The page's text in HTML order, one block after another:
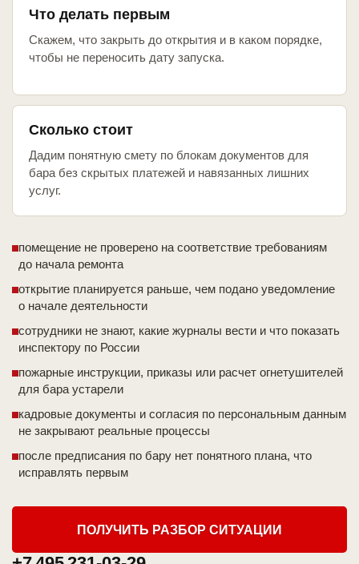
Что делать первым
Скажем, что закрыть до открытия и в каком порядке,
чтобы не переносить дату запуска.
Сколько стоит
Дадим понятную смету по блокам документов для
бара без скрытых платежей и навязанных лишних
услуг.
помещение не проверено на соответствие требованиям
до начала ремонта
открытие планируется раньше, чем подано уведомление
о начале деятельности
сотрудники не знают, какие журналы вести и что показать
инспектору по России
пожарные инструкции, приказы или расчет огнетушителей
для бара устарели
кадровые документы и согласия по персональным данным
не закрывают реальные процессы
после предписания по бару нет понятного плана, что
исправлять первым
ПОЛУЧИТЬ РАЗБОР СИТУАЦИИ